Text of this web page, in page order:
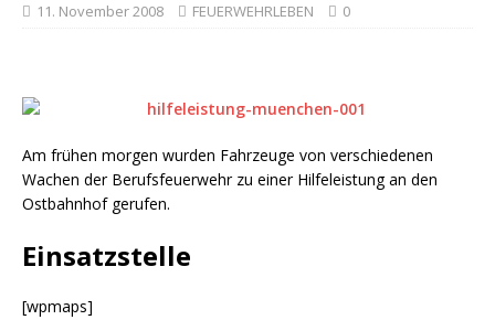
11. November 2008 FEUERWEHRLEBEN 0
Am frühen morgen wurden Fahrzeuge von verschiedenen
Wachen der Berufsfeuerwehr zu einer Hilfeleistung an den
Ostbahnhof gerufen.
Einsatzstelle
[wpmaps]